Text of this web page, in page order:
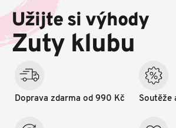
a
í
Užijte si výhody
Zuty klubu
Doprava zdarma od 990 Kč Soutěže